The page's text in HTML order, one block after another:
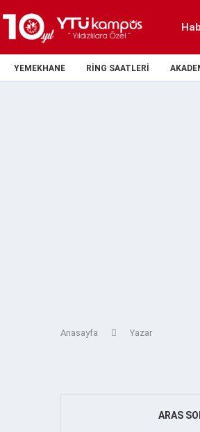
YEMEKHANE RING SAATLERI
Anasayfa Yazar
ARAS